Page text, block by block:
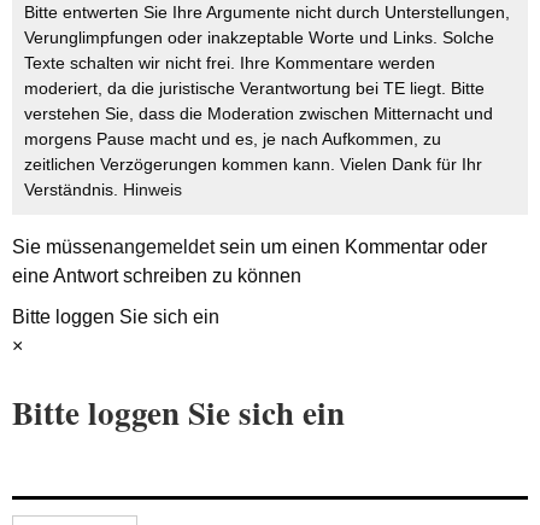
Bitte entwerten Sie Ihre Argumente nicht durch Unterstellungen,
Verunglimpfungen oder inakzeptable Worte und Links. Solche
Texte schalten wir nicht frei. Ihre Kommentare werden
moderiert, da die juristische Verantwortung bei TE liegt. Bitte
verstehen Sie, dass die Moderation zwischen Mitternacht und
morgens Pause macht und es, je nach Aufkommen, zu
zeitlichen Verzögerungen kommen kann. Vielen Dank für Ihr
Verständnis. Hinweis
Sie müssenangemeldetsein um einen Kommentar oder
eine Antwort schreiben zu können
Bitte loggen Sie sich ein
×
Bitte loggen Sie sich ein